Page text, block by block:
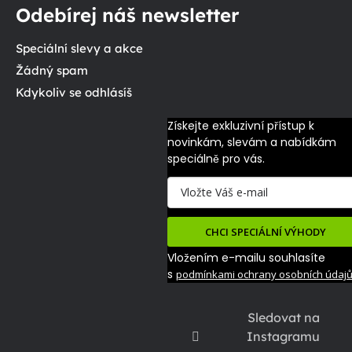
Sledovat na
Instagramu
Odebírej náš newsletter
Speciální slevy a akce
Žádný spam
Kdykoliv se odhlásíš
Získejte exkluzivní přístup k
novinkám, slevám a nabídkám
speciálně pro vás.
CHCI SPECIÁLNÍ VÝHODY
Vložením e-mailu souhlasíte
s podmínkami ochrany osobních údajů